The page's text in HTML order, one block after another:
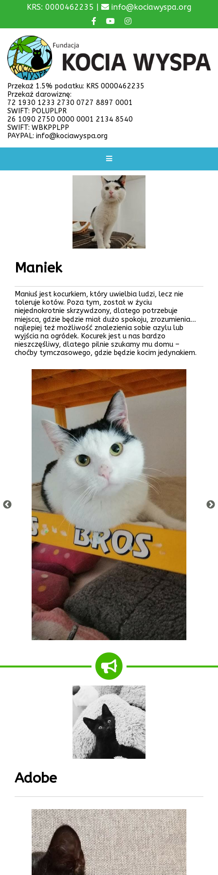
KRS: 0000462235 | info@kociawyspa.org
Przekaż 1.5% podatku: KRS 0000462235
Przekaż darowiznę:
72 1930 1233 2730 0727 8897 0001
SWIFT: POLUPLPR
26 1090 2750 0000 0001 2134 8540
SWIFT: WBKPPLPP
PAYPAL: info@kociawyspa.org
Maniek
Maniuś jest kocurkiem, który uwielbia ludzi, lecz nie
toleruje kotów. Poza tym, został w życiu
niejednokrotnie skrzywdzony, dlatego potrzebuje
miejsca, gdzie będzie miał dużo spokoju, zrozumienia…
najlepiej też możliwość znalezienia sobie azylu lub
wyjścia na ogródek. Kocurek jest u nas bardzo
nieszczęśliwy, dlatego pilnie szukamy mu domu –
choćby tymczasowego, gdzie będzie kocim jedynakiem.
Adobe